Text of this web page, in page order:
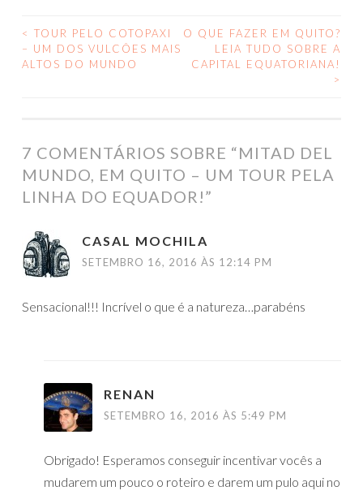
NAVEGAÇÃO
DE
< TOUR PELO COTOPAXI
– UM DOS VULCÕES MAIS
ALTOS DO MUNDO
O QUE FAZER EM QUITO?
LEIA TUDO SOBRE A
CAPITAL EQUATORIANA!
>
7 COMENTÁRIOS SOBRE “MITAD DEL
MUNDO, EM QUITO – UM TOUR PELA
LINHA DO EQUADOR!”
CASAL MOCHILA
SETEMBRO 16, 2016 ÀS 12:14 PM
Sensacional!!! Incrível o que é a natureza…parabéns
RENAN
SETEMBRO 16, 2016 ÀS 5:49 PM
Obrigado! Esperamos conseguir incentivar vocês a
mudarem um pouco o roteiro e darem um pulo aqui no